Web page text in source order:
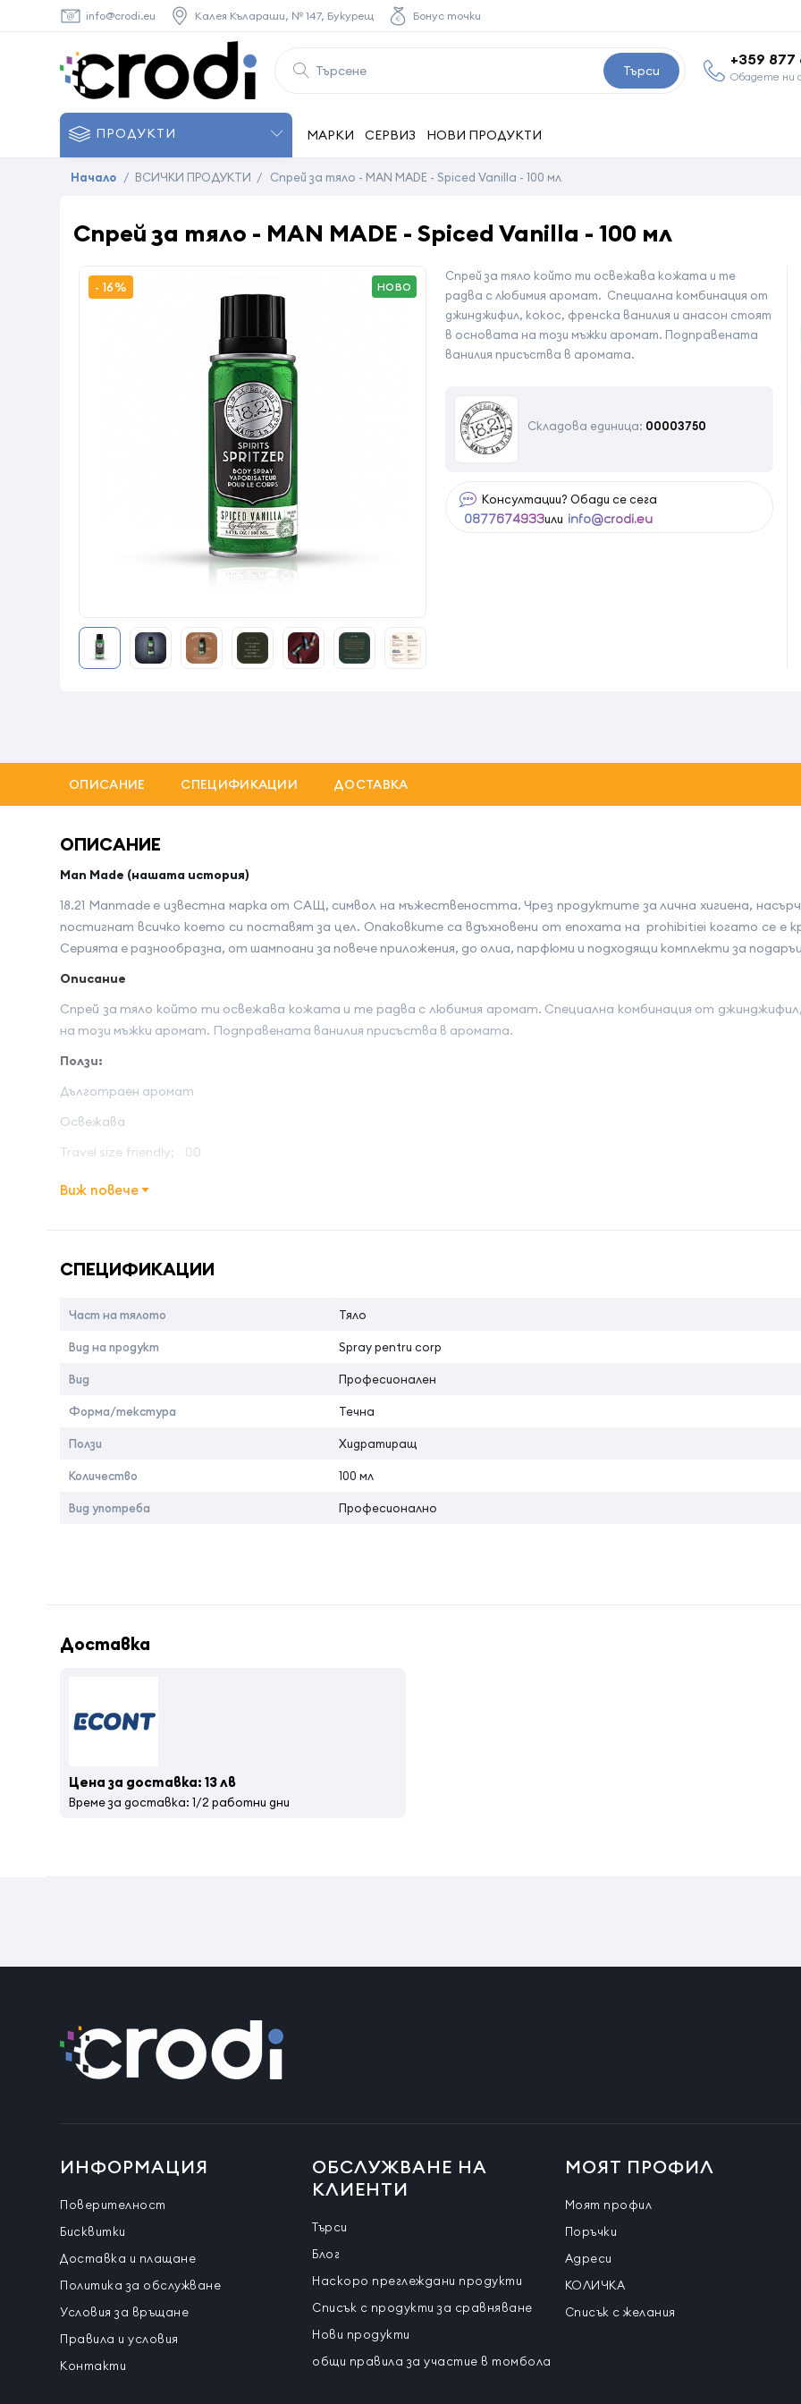
info@crodi.eu Калея Кълараши, № 147, Букурещ Бонус точки
Търси
+359 877
Обадете ни
ПРОДУКТИ МАРКИ СЕРВИЗ НОВИ ПРОДУКТИ
Начало / ВСИЧКИ ПРОДУКТИ / Спрей за тяло - MAN MADE - Spiced Vanilla - 100 мл
Спрей за тяло - MAN MADE - Spiced Vanilla - 100 мл
- 16% НОВО
Спрей за тяло който ти освежава кожата и те
радва с любимия аромат. Специална комбинация от
джинджифил, кокос, френска ванилия и анасон стоят
в основата на този мъжки аромат. Подправената
ванилия присъства в аромата.
Складова единица: 00003750
Консултации? Обади се сега
0877674933или info@crodi.eu
ОПИСАНИЕ СПЕЦИФИКАЦИИ ДОСТАВКА
ОПИСАНИЕ
Man Made (нашата история)
18.21 Manmade е известна марка от САЩ, символ на мъжествеността. Чрез продуктите за лична хигиена,
постигнат всичко което си поставят за цел. Опаковките са вдъхновени от епохата на prohibitiei когато се е
Серията е разнообразна, от шампоани за повече приложения, до олиа, парфюми и подходящи комплекти за
Описание
Спрей за тяло който ти освежава кожата и те радва с любимия аромат. Специална комбинация от
на този мъжки аромат. Подправената ванилия присъства в аромата.
Ползи:
Дълготраен аромат
Освежава
Travel size friendly; 00
Начин на употреба:
Виж повече
СПЕЦИФИКАЦИИ
Част на тялото Тяло
Вид на продукт Spray pentru corp
Вид Професионален
Форма/текстура Течна
Ползи Хидратиращ
Количество 100 мл
Вид употреба Професионално
Доставка
Цена за доставка: 13 лв
Време за доставка: 1/2 работни дни
ИНФОРМАЦИЯ
Поверителност
Бисквитки
Доставка и плащане
Политика за обслужване
Условия за връщане
Правила и условия
Контакти
ОБСЛУЖВАНЕ НА
КЛИЕНТИ
Търси
Блог
Наскоро преглеждани продукти
Списък с продукти за сравняване
Нови продукти
общи правила за участие в томбола
МОЯТ ПРОФИЛ
Моят профил
Поръчки
Адреси
КОЛИЧКА
Списък с желания